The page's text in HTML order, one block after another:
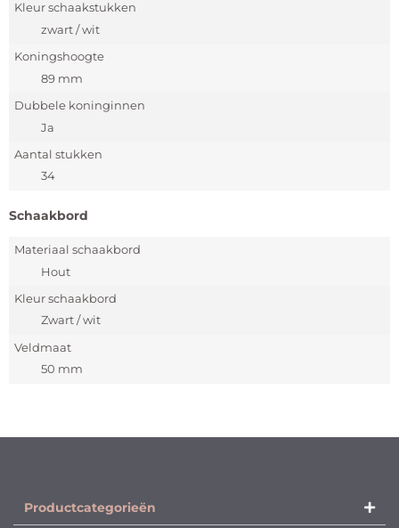
Kleur schaakstukken
zwart / wit
Koningshoogte
89 mm
Dubbele koninginnen
Ja
Aantal stukken
34
Schaakbord
Materiaal schaakbord
Hout
Kleur schaakbord
Zwart / wit
Veldmaat
50 mm
Productcategorieën​